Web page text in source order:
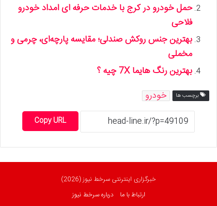
حمل خودرو در کرج با خدمات حرفه ای امداد خودرو
فلاحی
بهترین جنس روکش صندلی؛ مقایسه پارچه‌ای، چرمی و
مخملی
بهترین رنگ هایما 7X چیه ؟
برچسب ها خودرو
Copy URL
خبرگزاری اینترنتی سرخط نیوز (2026)
ارتباط با ما
درباره سرخط نیوز